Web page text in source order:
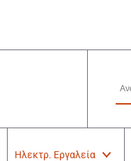
Ηλεκτρ. Εργαλεία